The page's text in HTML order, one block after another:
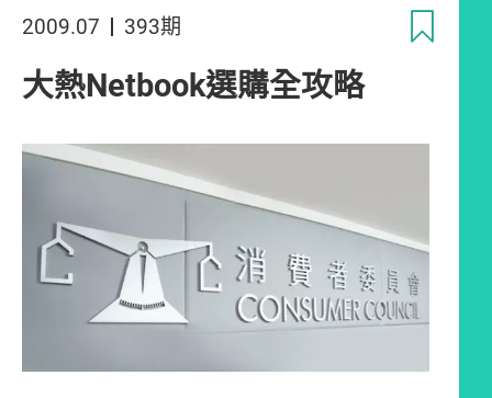
2009.07 393期
大熱Netbook選購全攻略